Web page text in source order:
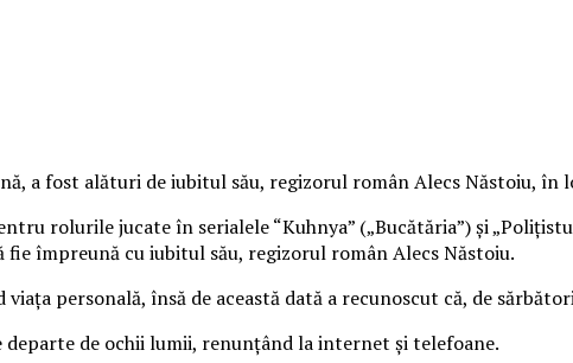
a fost alături de iubitul său, regizorul român Alecs Năstoiu, în
rolurile jucate în serialele “Kuhnya” („Bucătăria”) și
fie împreună cu iubitul său, regizorul român Alecs Năstoiu.
personală, însă de această dată a recunoscut că, de
de ochii lumii, renunțând la internet și telefoane.